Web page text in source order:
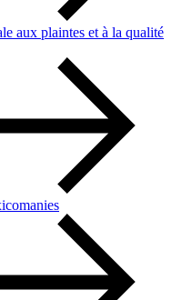
aux plaintes et à la qualité